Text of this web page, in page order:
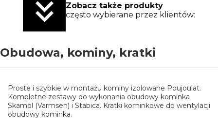
Zobacz także produkty
często wybierane przez klientów:
Obudowa, kominy, kratki
Proste i szybkie w montażu kominy izolowane Poujoulat.
Kompletne zestawy do wykonania obudowy kominka
Skamol (Varmsen) i Stabica. Kratki kominkowe do wentylacji
obudowy kominka.